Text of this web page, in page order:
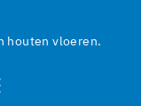
houten vloeren.